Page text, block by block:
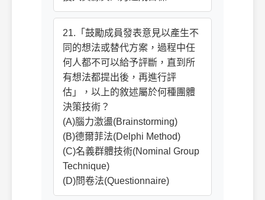
21.「鼓勵成員發表意見以產生不
同的想法或替代方案，過程中任
何人都不可以給予評斷，直到所
有想法都提出後，再進行評
估」，以上的敘述屬於何種團體
決策技術？
(A)腦力激盪(Brainstorming)
(B)德爾菲法(Delphi Method)
(C)名義群體技術(Nominal Group
Technique)
(D)問卷法(Questionnaire)